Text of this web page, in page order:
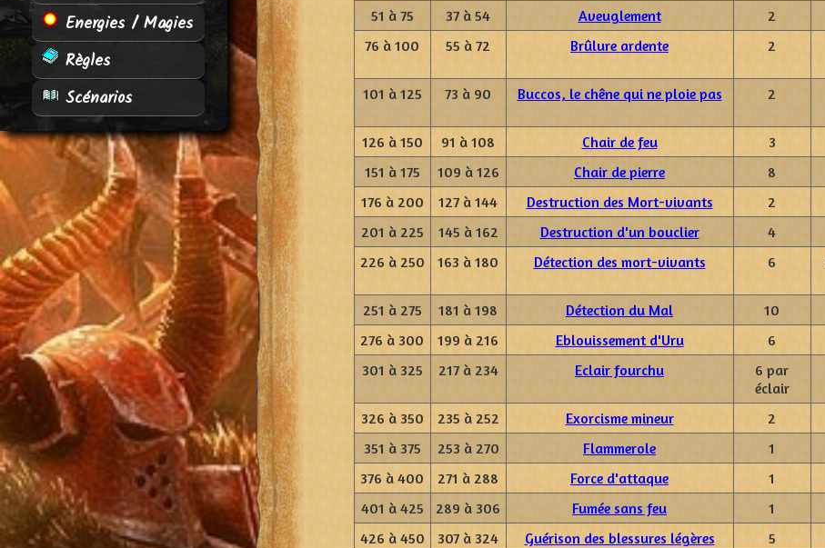
Energies / Magies
Règles
Scénarios
51 à 75
37 à 54 Aveuglement 2
76 à 100
55 à 72 Brûlure ardente 2
101 à 125
73 à 90 Buccos, le chêne qui ne ploie pas 2
126 à 150
91 à 108 Chair de feu 3
151 à 175
109 à 126 Chair de pierre 8
176 à 200
127 à 144 Destruction des Mort-vivants 2
201 à 225
145 à 162 Destruction d'un bouclier 4
226 à 250
163 à 180 Détection des mort-vivants 6
251 à 275 181 à 198 Détection du Mal 10
276 à 300
199 à 216 Eblouissement d'Uru 6
301 à 325
217 à 234 Eclair fourchu
6 par
éclair
326 à 350 235 à 252 Exorcisme mineur 2
351 à 375
253 à 270 Flammerole 1
376 à 400
271 à 288 Force d'attaque 1
401 à 425
289 à 306 Fumée sans feu 1
426 à 450
307 à 324 Guérison des blessures légères 5